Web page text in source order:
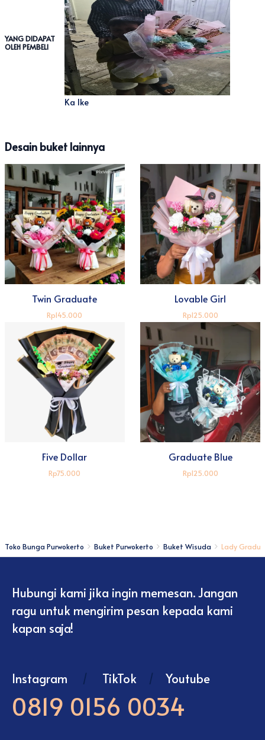
YANG DIDAPAT
OLEH PEMBELI
Ka Ike
Desain buket lainnya
Twin Graduate
Rp145.000
Lovable Girl
Rp125.000
Five Dollar
Rp75.000
Graduate Blue
Rp125.000
Toko Bunga Purwokerto Buket Purwokerto Buket Wisuda Lady
Hubungi kami jika ingin memesan. Jangan
ragu untuk mengirim pesan kepada kami
kapan saja!
Instagram / TikTok / Youtube
0819 0156 0034